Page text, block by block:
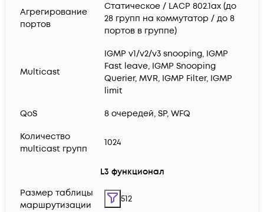
Агрегирование
портов
Статическое / LACP 802.1ax (до
28 групп на коммутатор / до 8
портов в группе)
Multicast
IGMP v1/v2/v3 snooping, IGMP
Fast leave, IGMP Snooping
Querier, MVR, IGMP Filter, IGMP
limit
QoS 8 очередей, SP, WFQ
Количество
multicast групп
1024
L3 функционал
Размер таблицы
маршрутизации
512